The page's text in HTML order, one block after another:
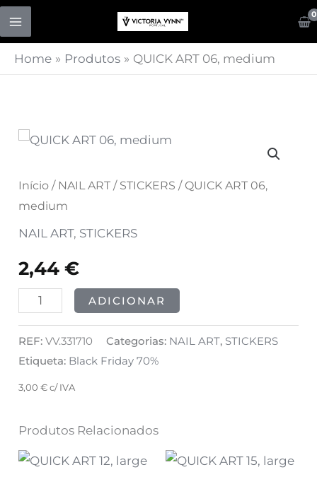
Skip
content
Home Produtos QUICK ART 06, medium
Início / NAIL ART / STICKERS / QUICK ART 06,
medium
NAIL ART, STICKERS
2,44€
Quantidade
QUICK
ART
06,
ADICIONAR
REF:VV.331710 Categorias: NAIL ART, STICKERS
Etiqueta: Black Friday 70%
3,00€ c/ IVA
Produtos Relacionados